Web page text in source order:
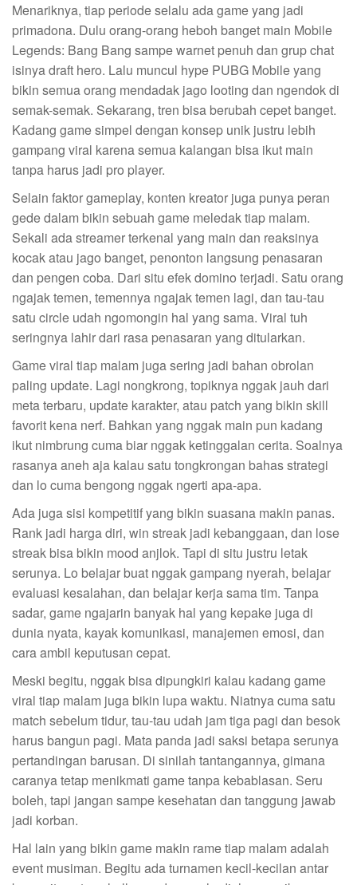
Menariknya, tiap periode selalu ada game yang jadi
primadona. Dulu orang-orang heboh banget main Mobile
Legends: Bang Bang sampe warnet penuh dan grup chat
isinya draft hero. Lalu muncul hype PUBG Mobile yang
bikin semua orang mendadak jago looting dan ngendok di
semak-semak. Sekarang, tren bisa berubah cepet banget.
Kadang game simpel dengan konsep unik justru lebih
gampang viral karena semua kalangan bisa ikut main
tanpa harus jadi pro player.
Selain faktor gameplay, konten kreator juga punya peran
gede dalam bikin sebuah game meledak tiap malam.
Sekali ada streamer terkenal yang main dan reaksinya
kocak atau jago banget, penonton langsung penasaran
dan pengen coba. Dari situ efek domino terjadi. Satu orang
ngajak temen, temennya ngajak temen lagi, dan tau-tau
satu circle udah ngomongin hal yang sama. Viral tuh
seringnya lahir dari rasa penasaran yang ditularkan.
Game viral tiap malam juga sering jadi bahan obrolan
paling update. Lagi nongkrong, topiknya nggak jauh dari
meta terbaru, update karakter, atau patch yang bikin skill
favorit kena nerf. Bahkan yang nggak main pun kadang
ikut nimbrung cuma biar nggak ketinggalan cerita. Soalnya
rasanya aneh aja kalau satu tongkrongan bahas strategi
dan lo cuma bengong nggak ngerti apa-apa.
Ada juga sisi kompetitif yang bikin suasana makin panas.
Rank jadi harga diri, win streak jadi kebanggaan, dan lose
streak bisa bikin mood anjlok. Tapi di situ justru letak
serunya. Lo belajar buat nggak gampang nyerah, belajar
evaluasi kesalahan, dan belajar kerja sama tim. Tanpa
sadar, game ngajarin banyak hal yang kepake juga di
dunia nyata, kayak komunikasi, manajemen emosi, dan
cara ambil keputusan cepat.
Meski begitu, nggak bisa dipungkiri kalau kadang game
viral tiap malam juga bikin lupa waktu. Niatnya cuma satu
match sebelum tidur, tau-tau udah jam tiga pagi dan besok
harus bangun pagi. Mata panda jadi saksi betapa serunya
pertandingan barusan. Di sinilah tantangannya, gimana
caranya tetap menikmati game tanpa kebablasan. Seru
boleh, tapi jangan sampe kesehatan dan tanggung jawab
jadi korban.
Hal lain yang bikin game makin rame tiap malam adalah
event musiman. Begitu ada turnamen kecil-kecilan antar